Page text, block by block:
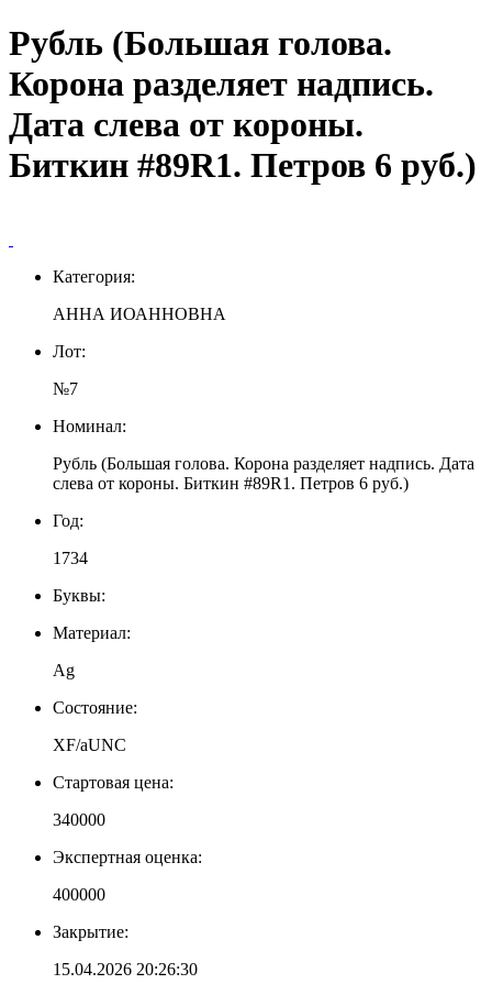
Рубль (Большая голова.
Корона разделяет надпись.
Дата слева от короны.
Биткин #89R1. Петров 6 руб.)
Категория:
АННА ИОАННОВНА
Лот:
№7
Номинал:
Рубль (Большая голова. Корона разделяет надпись. Дата
слева от короны. Биткин #89R1. Петров 6 руб.)
Год:
1734
Буквы:
Материал:
Ag
Состояние:
XF/aUNC
Стартовая цена:
340000
Экспертная оценка:
400000
Закрытие:
15.04.2026 20:26:30